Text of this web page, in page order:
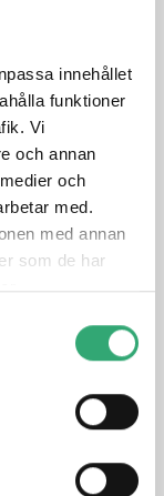
innehållet
funktioner
Vi
och annan
och
med.
med annan
som de har
Processor
Stainless
Touch,
Hygienic
M